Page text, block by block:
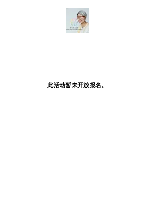
此活动暂未开放报名。